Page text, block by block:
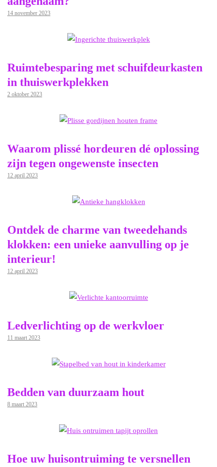
14 november 2023
Ruimtebesparing met schuifdeurkasten
in thuiswerkplekken
2 oktober 2023
Waarom plissé hordeuren dé oplossing
zijn tegen ongewenste insecten
12 april 2023
Ontdek de charme van tweedehands
klokken: een unieke aanvulling op je
interieur!
12 april 2023
Ledverlichting op de werkvloer
11 maart 2023
Bedden van duurzaam hout
8 maart 2023
Hoe uw huisontruiming te versnellen